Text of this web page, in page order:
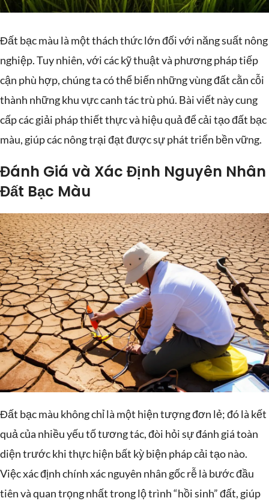
Đất bạc màu là một thách thức lớn đối với năng suất nông
nghiệp. Tuy nhiên, với các kỹ thuật và phương pháp tiếp
cận phù hợp, chúng ta có thể biến những vùng đất cằn cỗi
thành những khu vực canh tác trù phú. Bài viết này cung
cấp các giải pháp thiết thực và hiệu quả để cải tạo đất bạc
màu, giúp các nông trại đạt được sự phát triển bền vững.
Đánh Giá và Xác Định Nguyên Nhân
Đất Bạc Màu
Đất bạc màu không chỉ là một hiện tượng đơn lẻ; đó là kết
quả của nhiều yếu tố tương tác, đòi hỏi sự đánh giá toàn
diện trước khi thực hiện bất kỳ biện pháp cải tạo nào.
Việc xác định chính xác nguyên nhân gốc rễ là bước đầu
tiên và quan trọng nhất trong lộ trình “hồi sinh” đất, giúp